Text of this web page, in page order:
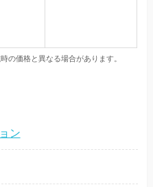
の価格と異なる場合があります。
ン